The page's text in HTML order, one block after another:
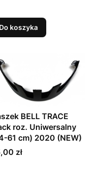
Do koszyka
BELL TRACE
roz. Uniwersalny
61 cm) 2020 (NEW)
zł